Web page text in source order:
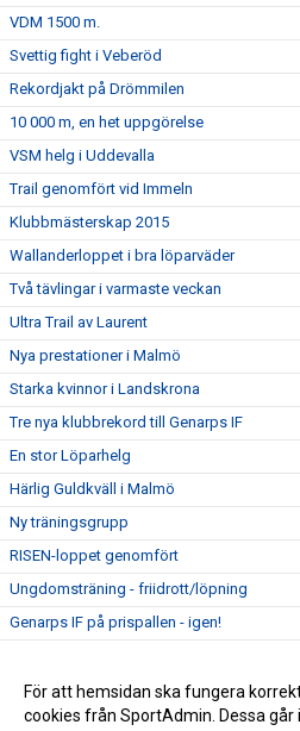
VDM 1500 m.
Svettig fight i Veberöd
Rekordjakt på Drömmilen
10 000 m, en het uppgörelse
VSM helg i Uddevalla
Trail genomfört vid Immeln
Klubbmästerskap 2015
Wallanderloppet i bra löparväder
Två tävlingar i varmaste veckan
Ultra Trail av Laurent
Nya prestationer i Malmö
Starka kvinnor i Landskrona
Tre nya klubbrekord till Genarps IF
En stor Löparhelg
Härlig Guldkväll i Malmö
Ny träningsgrupp
RISEN-loppet genomfört
Ungdomsträning - friidrott/löpning
Genarps IF på prispallen - igen!
Det haglade i Ystad!
Extra träning!
För att hemsidan ska fungera
cookies från SportAdmin. Dessa går